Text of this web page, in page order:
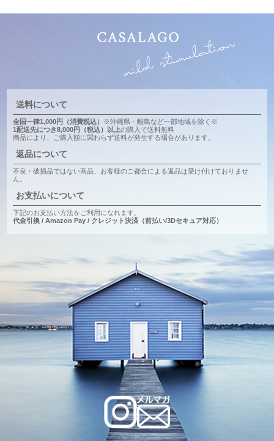
送料について
全国一律1,000円（消費税込） ※沖縄県・離島など一部地域を除く※
1配送先につき8,000円（税込）以上の購入で送料無料
商品により、ご購入額に関わらず送料が発生する場合があります。
返品について
不良・破損品ではない商品、お客様のご都合による返品は受け付けておりませ
ん。
お支払いについて
下記のお支払い方法をご利用になれます。
代金引換 / Amazon Pay / クレジット決済（前払い/3Dセキュア対応）